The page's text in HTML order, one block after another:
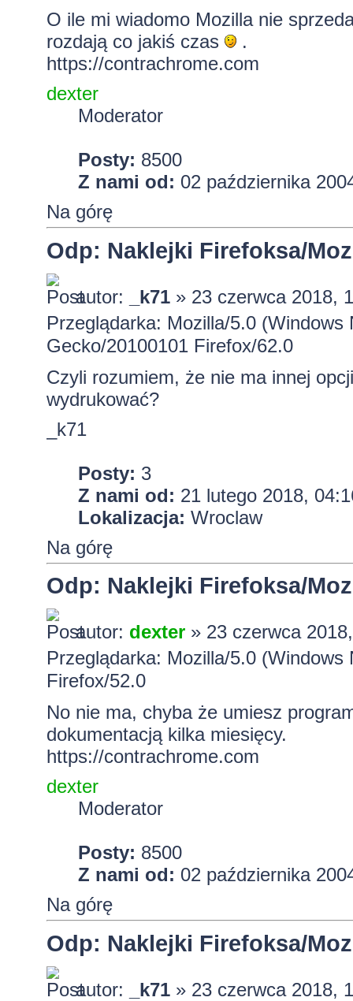
O ile mi wiadomo Mozilla nie
rozdają co jakiś czas
.
https://contrachrome.com
dexter
Moderator
Posty: 8500
Z nami od: 02 października
Na górę
Odp: Naklejki Firefoksa/
autor: _k71» 23 czerwca 2018,
Przeglądarka: Mozilla/5.0
Gecko/20100101 Firefox/62.0
Czyli rozumiem, że nie ma innej
wydrukować?
_k71
Posty: 3
Z nami od: 21 lutego 2018,
Lokalizacja: Wroclaw
Na górę
Odp: Naklejki Firefoksa/
autor: dexter» 23 czerwca
Przeglądarka: Mozilla/5.0
Firefox/52.0
No nie ma, chyba że umiesz
dokumentacją kilka miesięcy.
https://contrachrome.com
dexter
Moderator
Posty: 8500
Z nami od: 02 października
Na górę
Odp: Naklejki Firefoksa/
autor: _k71» 23 czerwca 2018,